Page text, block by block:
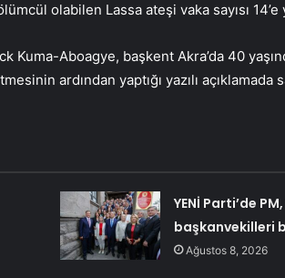
olabilen Lassa ateşi vaka sayısı
Kuma-Aboagye, başkent Akra’da 40
ardından yaptığı yazılı açıklamada
YENİ Parti’de
başkanvekilleri
Ağustos 8, 2026